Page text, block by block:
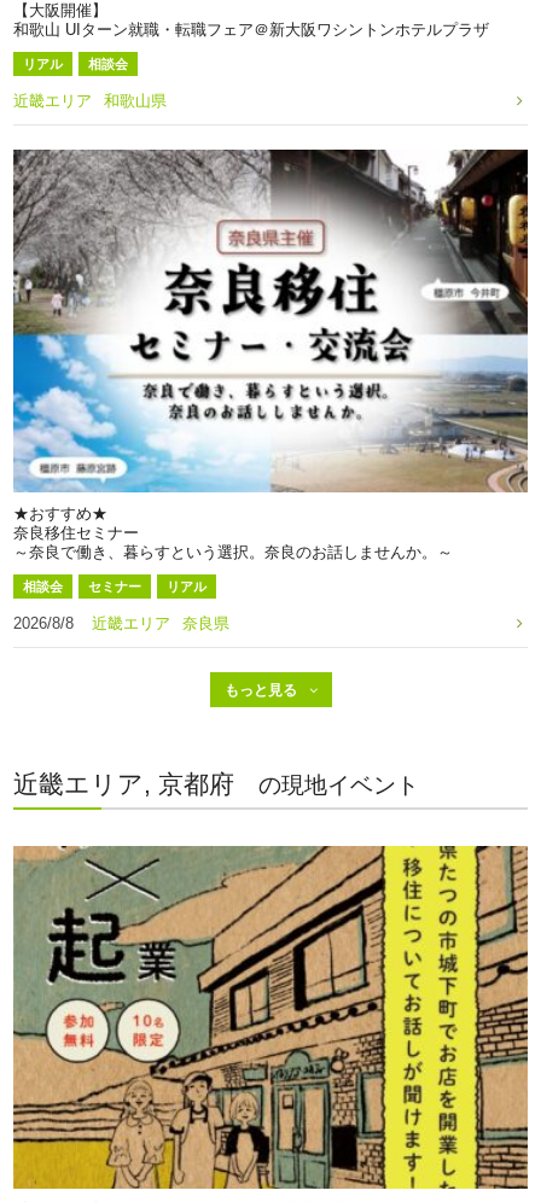
【大阪開催】
和歌山 UIターン就職・転職フェア＠新大阪ワシントンホテルプラザ
リアル 相談会
近畿エリア 和歌山県
★おすすめ★
奈良移住セミナー
～奈良で働き、暮らすという選択。奈良のお話しませんか。～
相談会 セミナー リアル
2026/8/8 近畿エリア 奈良県
近畿エリア, 京都府 の現地イベント